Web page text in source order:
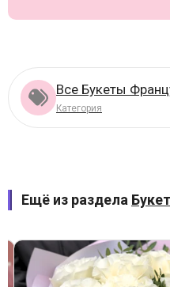
Все Букеты
Категория
Ещё из раздела